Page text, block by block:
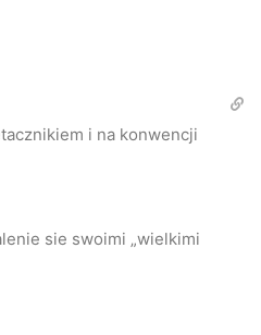
i na konwencji
sie swoimi „wielkimi